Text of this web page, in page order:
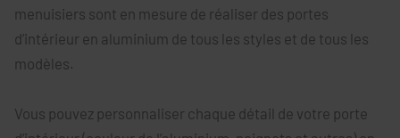
menuisiers sont en mesure de réaliser des portes
d’intérieur en aluminium de tous les styles et de tous les
modèles.
Vous pouvez personnaliser chaque détail de votre porte